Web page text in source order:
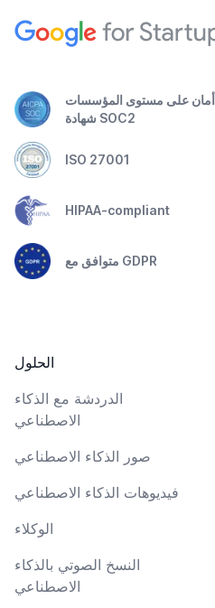
أمان على مستوى المؤسسات
شهادة SOC2
ISO 27001
HIPAA-compliant
متوافق مع GDPR
الحلول
الدردشة مع الذكاء
الاصطناعي
صور الذكاء الاصطناعي
فيديوهات الذكاء الاصطناعي
الوكلاء
النسخ الصوتي بالذكاء
الاصطناعي